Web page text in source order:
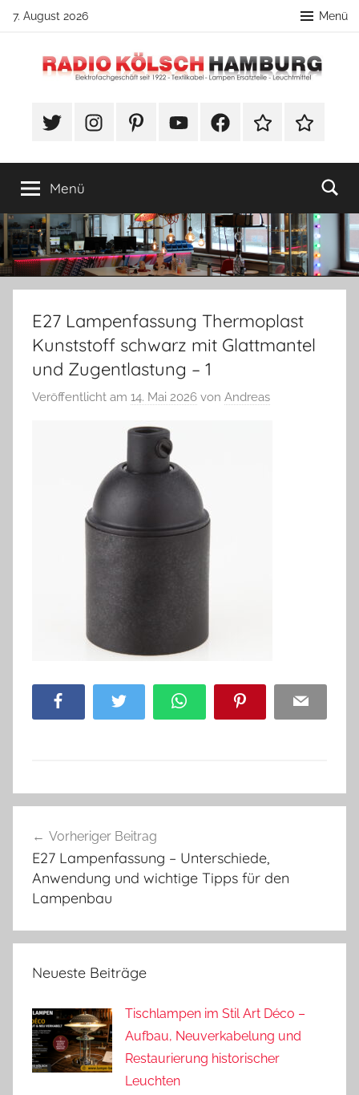
Zum
springen
7. August 2026 Menü
Radio
Hamburg
Lampenbau
#TwitterInstagramPinterestYouTubeFacebookTikTok Webshop
Menü
E27 Lampenfassung Thermoplast
Kunststoff schwarz mit Glattmantel
und Zugentlastung – 1
Veröffentlicht am 14. Mai 2026 von Andreas
Facebook Twitter WhatsApp Pinterest Email
Vorheriger Beitrag
E27 Lampenfassung – Unterschiede,
Anwendung und wichtige Tipps für den
Lampenbau
Neueste Beiträge
Tischlampen im Stil Art Déco –
Aufbau, Neuverkabelung und
Restaurierung historischer
Leuchten